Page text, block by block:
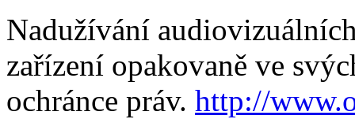
Nadužívání
zařízení opakovaně ve
ochránce práv. http://